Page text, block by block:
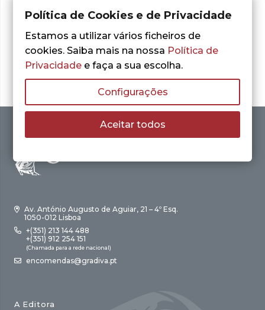
Av. António Augusto de Aguiar, 21 – 4º Esq.
1050-012 Lisboa
+(351) 213 144 488
+(351) 912 254 151
(Chamada para a rede nacional)
encomendas@gradiva.pt
A Editora
Política de Cookies e de Privacidade
Estamos a utilizar vários ficheiros de
cookies. Saiba mais na nossa Política de
Privacidade e faça a sua escolha.
Configurações
Aceitar todos